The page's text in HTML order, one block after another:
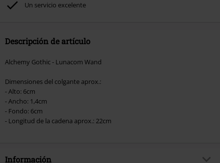
Un servicio excelente
Descripción de artículo
Alchemy Gothic - Lunacom Wand
Dimensiones del colgante aprox.:
- Alto: 6cm
- Ancho: 1,4cm
- Fondo: 6cm
- Longitud de la cadena aprox.: 22cm
Información